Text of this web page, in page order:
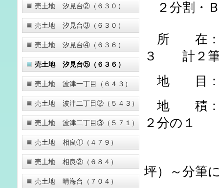
２分割・
所 在：静
３ 計２筆
地 目：
地 積：全
２分の１
坪）～分筆
売土地 汐見台②（６３０）
売土地 汐見台③（６３０）
売土地 汐見台④（６３６）
売土地 汐見台⑤（６３６）
売土地 波津一丁目（６４３）
売土地 波津二丁目②（５４３）
売土地 波津二丁目③（５７１）
売土地 相良①（４７９）
売土地 相良②（６８４）
売土地 晴海台（７０４）